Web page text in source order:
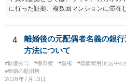
に行った証拠、複数回マンションに滞在
婚する、慰謝料をとるなど）ことができ
貞発覚後、長期間同居を続けると、不
場合がありますので、ご注意ください。
4
離婚後の元配偶者名義の銀
方法について
#財産分与 #養育費 #親権 #婚姻費用(別居中の
#離婚の慰謝料
2026年7月13日